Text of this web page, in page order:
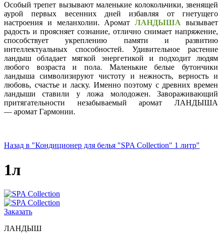
Особый трепет вызывают маленькие колокольчики, звенящей
аурой первых весенних дней избавляя от гнетущего
настроения и меланхолии. АроматЛАНДЫША вызывает
радость и проясняет сознание, отлично снимает напряжение,
способствует укреплению памяти и развитию
интеллектуальных способностей. Удивительное растение
ландыш обладает мягкой энергетикой и подходит людям
любого возраста и пола. Маленькие белые бутончики
ландыша символизируют чистоту и нежность, верность и
любовь, счастье и ласку. Именно поэтому с древних времен
ландыши ставили у ложа молодожен. Завораживающий
притягательности незабываемый аромат ЛАНДЫША
— аромат Гармонии.
Назад в "Кондиционер для белья "SPA Collection" 1 литр"
1л
Заказать
ЛАНДЫШ